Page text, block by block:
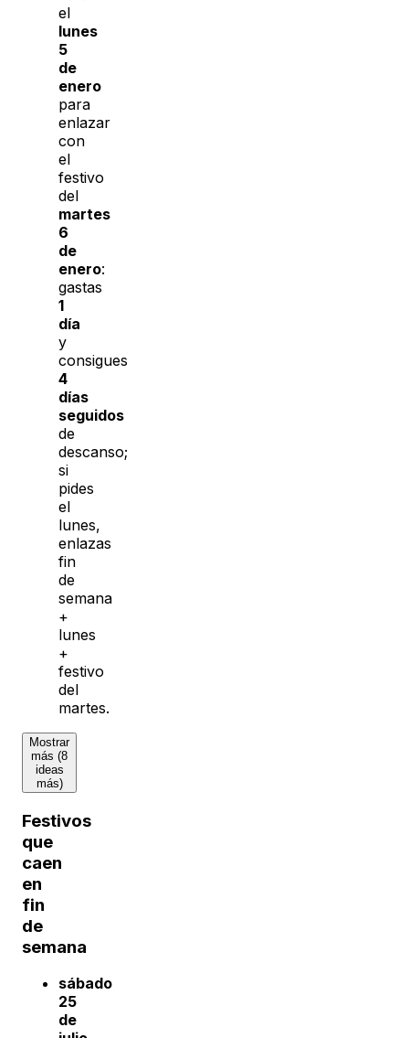
el
lunes
5
de
enero
para
enlazar
con
el
festivo
del
martes
6
de
enero:
gastas
1
día
y
consigues
4
días
seguidos
de
descanso;
si
pides
el
lunes,
enlazas
fin
de
semana
+
lunes
+
festivo
del
martes.
Mostrar
más (8
ideas
más)
Festivos
que
caen
en
fin
de
semana
sábado
25
de